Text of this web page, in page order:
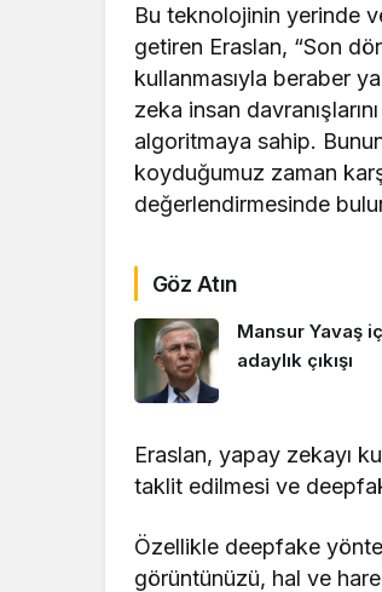
Bu teknolojinin yerinde
getiren Eraslan, “Son
kullanmasıyla beraber
zeka insan
algoritmaya sahip.
koyduğumuz zaman
değerlendirmesinde
Göz Atın
Mansur Yavaş
adaylık çıkışı
Eraslan, yapay zekayı
taklit edilmesi ve
Özellikle deepfake
görüntünüzü, hal ve